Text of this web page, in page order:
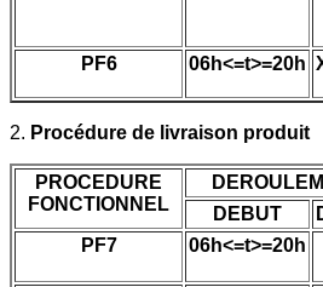
PF6
06h<=t>=20h
2. Procédure de livraison produit
PROCEDURE
FONCTIONNEL
DEBUT
PF7
06h<=t>=20h